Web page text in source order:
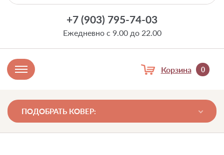
+7 (903) 795-74-03
Ежедневно с 9.00 до 22.00
Корзина 0
ПОДОБРАТЬ КОВЕР: